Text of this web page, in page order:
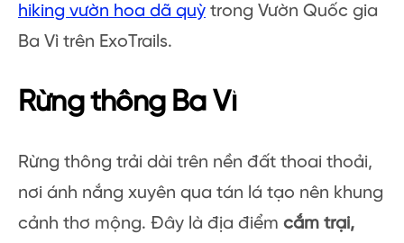
hiking vườn hoa dã quỳ trong Vườn Quốc gia
Ba Vì trên ExoTrails.
Rừng thông Ba Vì
Rừng thông trải dài trên nền đất thoai thoải,
nơi ánh nắng xuyên qua tán lá tạo nên khung
cảnh thơ mộng. Đây là địa điểm cắm trại,